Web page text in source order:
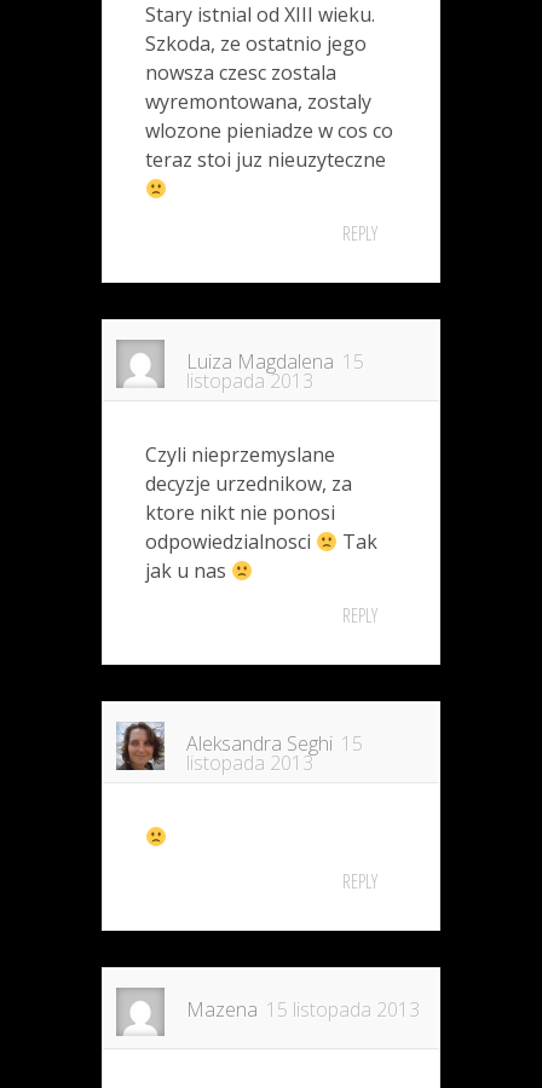
Stary istnial od XIII wieku.
Szkoda, ze ostatnio jego
nowsza czesc zostala
wyremontowana, zostaly
wlozone pieniadze w cos co
teraz stoi juz nieuzyteczne
REPLY
Luiza Magdalena 15
listopada 2013
Czyli nieprzemyslane
decyzje urzednikow, za
ktore nikt nie ponosi
odpowiedzialnosci
Tak
jak u nas
REPLY
Aleksandra Seghi 15
listopada 2013
REPLY
Mazena 15 listopada 2013